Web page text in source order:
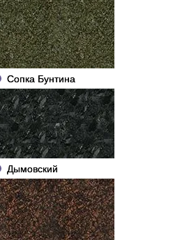
Сопка Бунтина
Дымовский